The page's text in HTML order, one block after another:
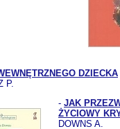
DZIECKA
P.
- JAK
ŻYCIOWY
DOWNS A.